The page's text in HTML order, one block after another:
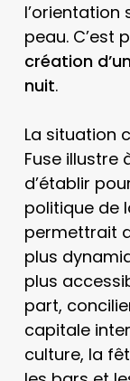
l’orientation
peau. C’est
création
nuit.
La situation
Fuse illustre
d’établir
politique de
permettrait
plus
plus
part,
capitale
culture, la